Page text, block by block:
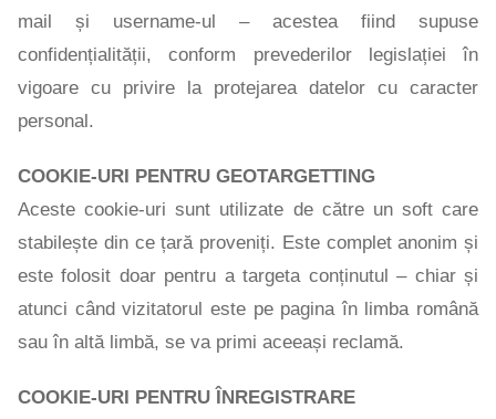
mail și username-ul – acestea fiind supuse
confidențialității, conform prevederilor legislației în
vigoare cu privire la protejarea datelor cu caracter
personal.
COOKIE-URI PENTRU GEOTARGETTING
Aceste cookie-uri sunt utilizate de către un soft care
stabilește din ce țară proveniți. Este complet anonim și
este folosit doar pentru a targeta conținutul – chiar și
atunci când vizitatorul este pe pagina în limba română
sau în altă limbă, se va primi aceeași reclamă.
COOKIE-URI PENTRU ÎNREGISTRARE